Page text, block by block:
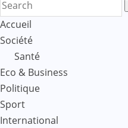
Accueil
Société
Santé
Eco & Business
Politique
Sport
International